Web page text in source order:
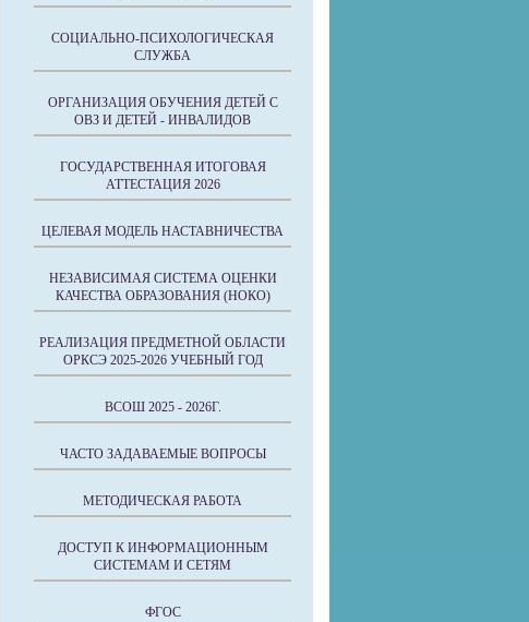
СОЦИАЛЬНО-ПСИХОЛОГИЧЕСКАЯ
СЛУЖБА
ОРГАНИЗАЦИЯ ОБУЧЕНИЯ ДЕТЕЙ С
ОВЗ И ДЕТЕЙ - ИНВАЛИДОВ
ГОСУДАРСТВЕННАЯ ИТОГОВАЯ
АТТЕСТАЦИЯ 2026
ЦЕЛЕВАЯ МОДЕЛЬ НАСТАВНИЧЕСТВА
НЕЗАВИСИМАЯ СИСТЕМА ОЦЕНКИ
КАЧЕСТВА ОБРАЗОВАНИЯ (НОКО)
РЕАЛИЗАЦИЯ ПРЕДМЕТНОЙ ОБЛАСТИ
ОРКСЭ 2025-2026 УЧЕБНЫЙ ГОД
ВСОШ 2025 - 2026Г.
ЧАСТО ЗАДАВАЕМЫЕ ВОПРОСЫ
МЕТОДИЧЕСКАЯ РАБОТА
ДОСТУП К ИНФОРМАЦИОННЫМ
СИСТЕМАМ И СЕТЯМ
ФГОС